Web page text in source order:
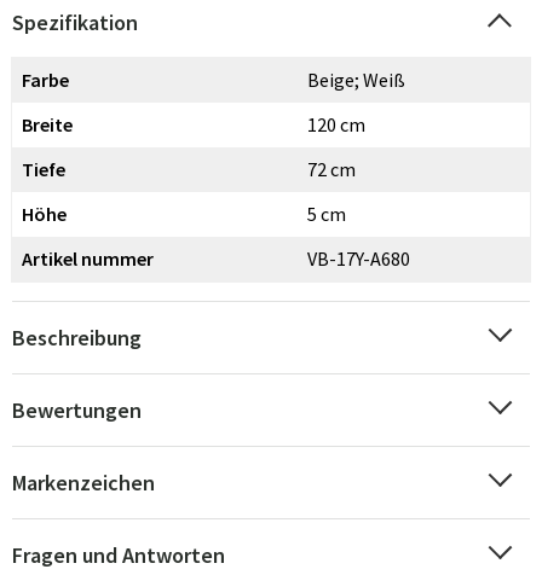
Spezifikation
Farbe
Beige; Weiß
Breite
120 cm
Tiefe
72 cm
Höhe
5 cm
Artikel nummer
VB-17Y-A680
Beschreibung
Bewertungen
Markenzeichen
Fragen und Antworten